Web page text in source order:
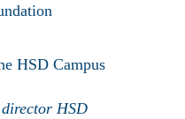
HSD